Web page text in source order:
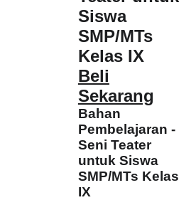
Siswa
SMP/MTs
Kelas IX
Beli
Sekarang
Bahan
Pembelajaran -
Seni Teater
untuk Siswa
SMP/MTs Kelas
IX